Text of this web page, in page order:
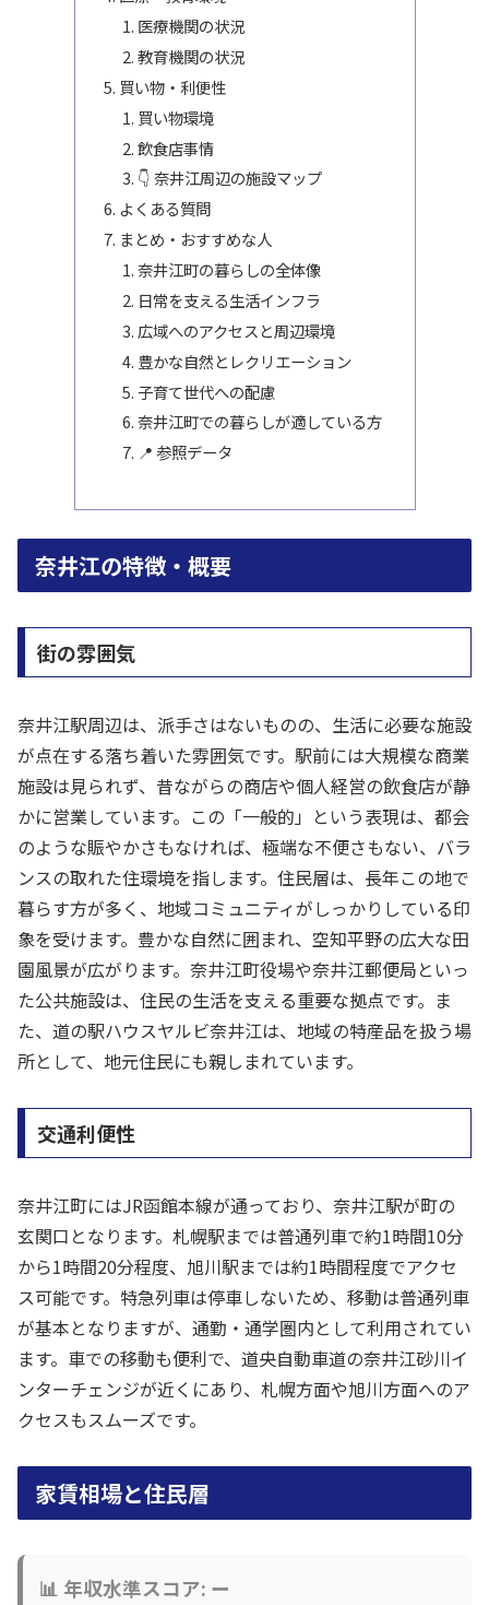
医療機関の状況
教育機関の状況
買い物・利便性
買い物環境
飲食店事情
👇 奈井江周辺の施設マップ
よくある質問
まとめ・おすすめな人
奈井江町の暮らしの全体像
日常を支える生活インフラ
広域へのアクセスと周辺環境
豊かな自然とレクリエーション
子育て世代への配慮
奈井江町での暮らしが適している方
📍 参照データ
奈井江の特徴・概要
街の雰囲気
奈井江駅周辺は、派手さはないものの、生活に必要な施設
が点在する落ち着いた雰囲気です。駅前には大規模な商業
施設は見られず、昔ながらの商店や個人経営の飲食店が静
かに営業しています。この「一般的」という表現は、都会
のような賑やかさもなければ、極端な不便さもない、バラ
ンスの取れた住環境を指します。住民層は、長年この地で
暮らす方が多く、地域コミュニティがしっかりしている印
象を受けます。豊かな自然に囲まれ、空知平野の広大な田
園風景が広がります。奈井江町役場や奈井江郵便局といっ
た公共施設は、住民の生活を支える重要な拠点です。ま
た、道の駅ハウスヤルビ奈井江は、地域の特産品を扱う場
所として、地元住民にも親しまれています。
交通利便性
奈井江町にはJR函館本線が通っており、奈井江駅が町の
玄関口となります。札幌駅までは普通列車で約1時間10分
から1時間20分程度、旭川駅までは約1時間程度でアクセ
ス可能です。特急列車は停車しないため、移動は普通列車
が基本となりますが、通勤・通学圏内として利用されてい
ます。車での移動も便利で、道央自動車道の奈井江砂川イ
ンターチェンジが近くにあり、札幌方面や旭川方面へのア
クセスもスムーズです。
家賃相場と住民層
📊 年収水準スコア: ー